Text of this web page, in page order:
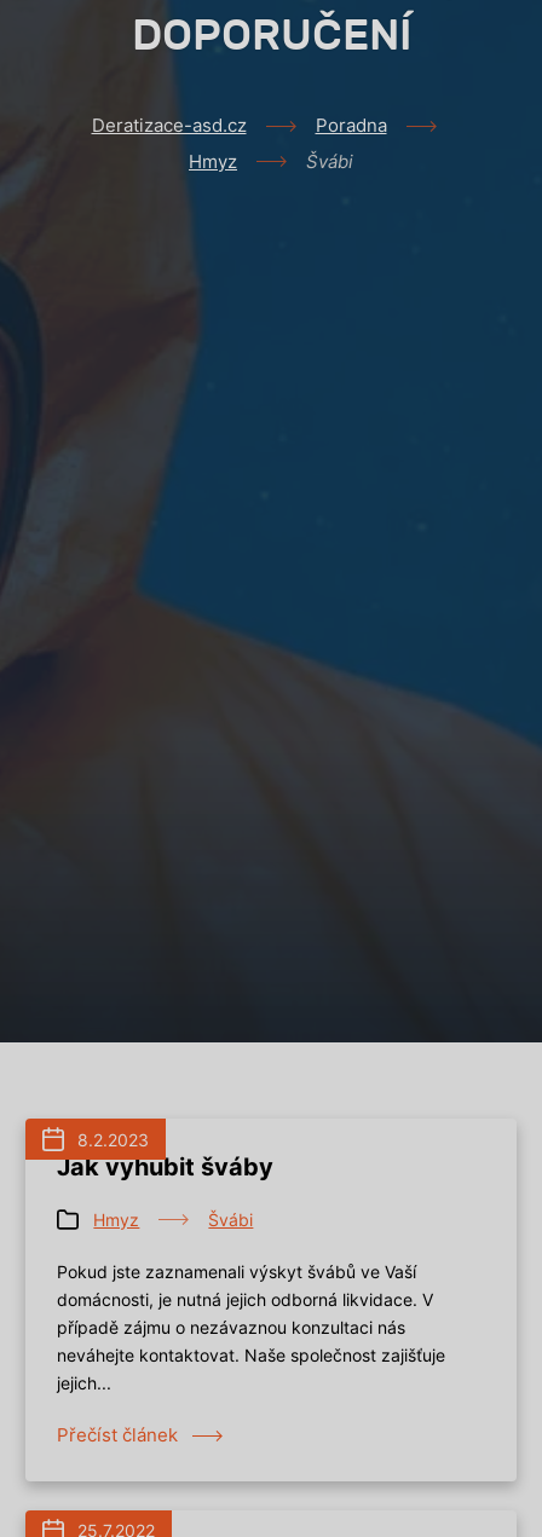
DOPORUČENÍ
Deratizace-asd.cz
Poradna
Hmyz
Švábi
8.2.2023
Jak vyhubit šváby
Hmyz Švábi
Pokud jste zaznamenali výskyt švábů ve Vaší
domácnosti, je nutná jejich odborná likvidace. V
případě zájmu o nezávaznou konzultaci nás
neváhejte kontaktovat. Naše společnost zajišťuje
jejich...
Přečíst článek
25.7.2022